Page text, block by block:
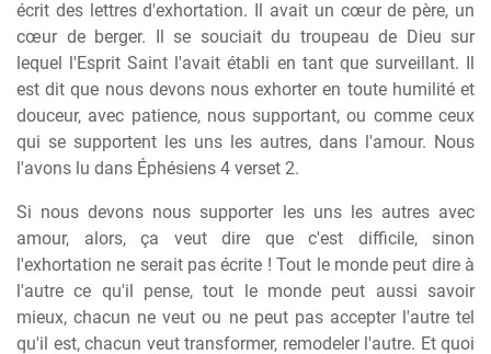
écrit des lettres d'exhortation. Il avait un cœur de père, un
cœur de berger. Il se souciait du troupeau de Dieu sur
lequel l'Esprit Saint l'avait établi en tant que surveillant. Il
est dit que nous devons nous exhorter en toute humilité et
douceur, avec patience, nous supportant, ou comme ceux
qui se supportent les uns les autres, dans l'amour. Nous
l'avons lu dans Éphésiens 4 verset 2.
Si nous devons nous supporter les uns les autres avec
amour, alors, ça veut dire que c'est difficile, sinon
l'exhortation ne serait pas écrite ! Tout le monde peut dire à
l'autre ce qu'il pense, tout le monde peut aussi savoir
mieux, chacun ne veut ou ne peut pas accepter l'autre tel
qu'il est, chacun veut transformer, remodeler l'autre. Et quoi